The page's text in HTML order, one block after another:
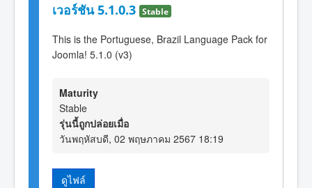
เวอร์ชัน 5.1.0.3 Stable
This is the Portuguese, Brazil Language Pack for
Joomla! 5.1.0 (v3)
Maturity
Stable
รุ่นนี้ถูกปล่อยเมื่อ
วันพฤหัสบดี, 02 พฤษภาคม 2567 18:19
ดูไฟล์